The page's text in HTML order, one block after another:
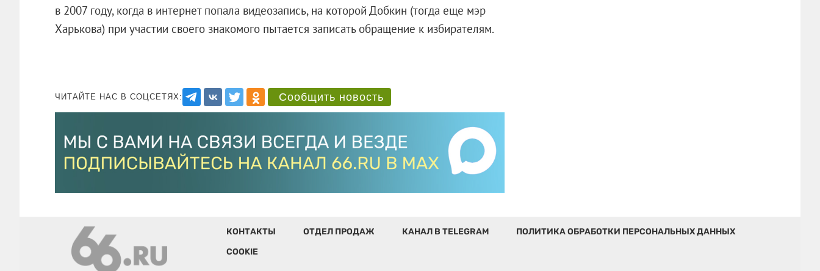
в 2007 году, когда в интернет попала видеозапись, на которой Добкин (тогда еще мэр
Харькова) при участии своего знакомого пытается записать обращение к избирателям.
ЧИТАЙТЕ НАС В СОЦСЕТЯХ: Сообщить новость
КОНТАКТЫ ОТДЕЛ ПРОДАЖ КАНАЛ В TELEGRAM
ПОЛИТИКА ОБРАБОТКИ ПЕРСОНАЛЬНЫХ ДАННЫХ
COOKIE